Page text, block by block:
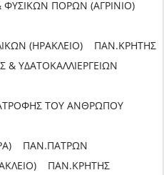
ΦΥΣΙΚΩΝ ΠΟΡΩΝ (ΑΓΡΙΝΙΟ)
(ΗΡΑΚΛΕΙΟ) ΠΑΝ.ΚΡΗΤΗΣ
& ΥΔΑΤΟΚΑΛΛΙΕΡΓΕΙΩΝ
ΤΟΥ ΑΝΘΡΩΠΟΥ
ΠΑΝ.ΠΑΤΡΩΝ
ΠΑΝ.ΚΡΗΤΗΣ